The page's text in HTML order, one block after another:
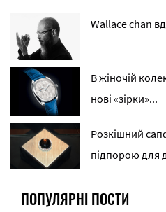
Wallace chan
В жіночій
нові «зірки»...
Розкішний
підпорою для
ПОПУЛЯРНІ ПОСТИ